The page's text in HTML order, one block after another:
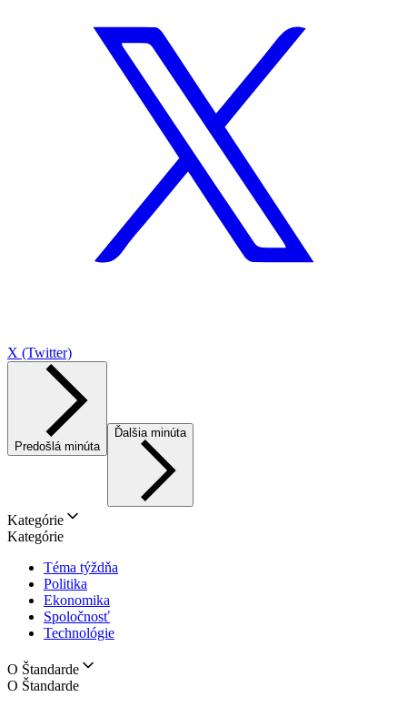
X (Twitter)
Predošlá minúta
Ďalšia minúta
Kategórie
Kategórie
Téma týždňa
Politika
Ekonomika
Spoločnosť
Technológie
O Štandarde
O Štandarde